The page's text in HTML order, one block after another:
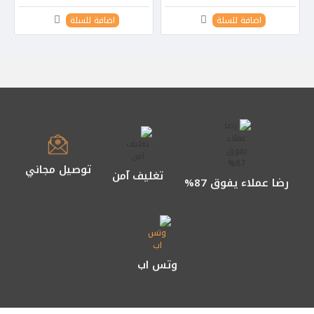
اضافة للسلة اضافة للسلة
رضا عملاء يفوق 87% تغليف آمن توصيل مجاني
وتس اب